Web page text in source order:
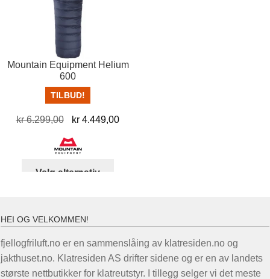
Mountain Equipment Helium
600
TILBUD!
kr6.299,00
Opprinnelig
var:
kr 4.449,00Nåværende
Velg alternativ
varianter.
Alternativene
kan
velges
HEI OG VELKOMMEN!
fjellogfriluft.no er en sammenslåing av klatresiden.no og
jakthuset.no. Klatresiden AS drifter sidene og er en av landets
største nettbutikker for klatreutstyr. I tillegg selger vi det meste